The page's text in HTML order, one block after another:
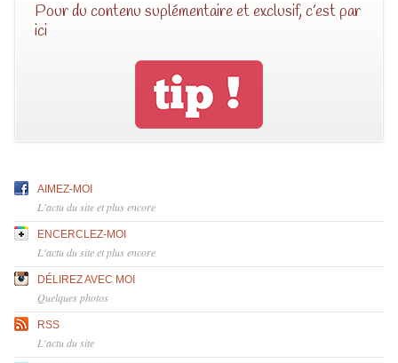
Pour du contenu suplémentaire et exclusif, c’est par
ici
AIMEZ-MOI
L'actu du site et plus encore
ENCERCLEZ-MOI
L'actu du site et plus encore
DÉLIREZ AVEC MOI
Quelques photos
RSS
L'actu du site